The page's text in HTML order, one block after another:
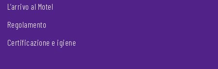
L’arrivo al Motel
Regolamento
Certificazione e igiene